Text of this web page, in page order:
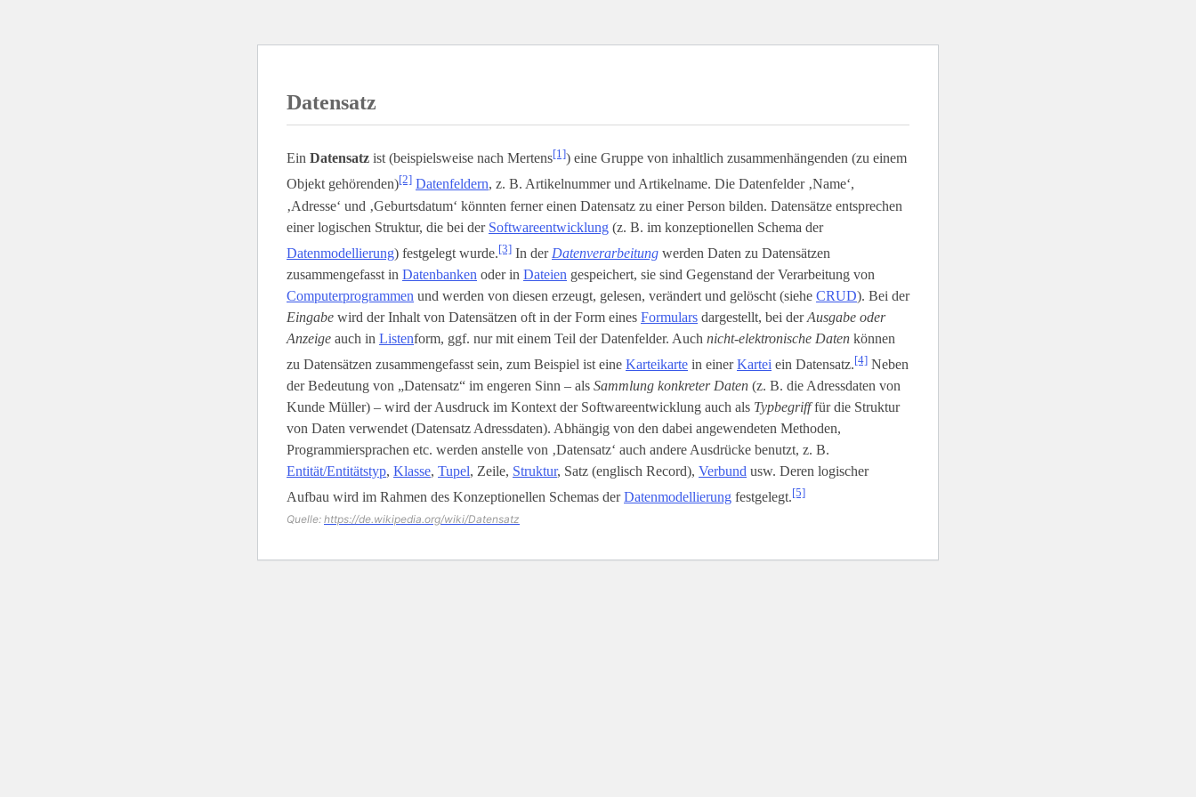
Datensatz
Ein Datensatz ist (beispielsweise nach Mertens[1]) eine Gruppe von inhaltlich zusammenhängenden (zu einem
Objekt gehörenden)[2] Datenfeldern, z. B. Artikelnummer und Artikelname. Die Datenfelder ‚Name‘,
‚Adresse‘ und ‚Geburtsdatum‘ könnten ferner einen Datensatz zu einer Person bilden. Datensätze entsprechen
einer logischen Struktur, die bei der Softwareentwicklung (z. B. im konzeptionellen Schema der
Datenmodellierung) festgelegt wurde.[3] In der Datenverarbeitung werden Daten zu Datensätzen
zusammengefasst in Datenbanken oder in Dateien gespeichert, sie sind Gegenstand der Verarbeitung von
Computerprogrammen und werden von diesen erzeugt, gelesen, verändert und gelöscht (siehe CRUD). Bei der
Eingabe wird der Inhalt von Datensätzen oft in der Form eines Formulars dargestellt, bei derAusgabe oder
Anzeige auch in Listen­form, ggf. nur mit einem Teil der Datenfelder. Auch nicht-elektronische Daten können
zu Datensätzen zusammengefasst sein, zum Beispiel ist eine Karteikarte in einerKartei ein Datensatz.[4] Neben
der Bedeutung von „Datensatz“ im engeren Sinn – als Sammlung konkreter Daten (z. B. die Adressdaten von
Kunde Müller) – wird der Ausdruck im Kontext der Softwareentwicklung auch als Typbegrifffür die Struktur
von Daten verwendet (Datensatz Adressdaten). Abhängig von den dabei angewendeten Methoden,
Programmiersprachen etc. werden anstelle von ‚Datensatz‘ auch andere Ausdrücke benutzt, z. B.
Entität/Entitätstyp, Klasse, Tupel, Zeile, Struktur, Satz (englisch Record), Verbund usw. Deren logischer
Aufbau wird im Rahmen des Konzeptionellen Schemas derDatenmodellierung festgelegt.[5]
Quelle: https://de.wikipedia.org/wiki/Datensatz